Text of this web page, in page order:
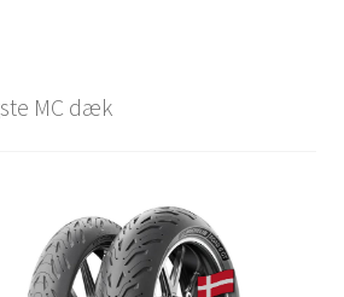
MC dæk